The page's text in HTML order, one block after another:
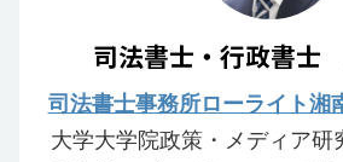
司法書士・行政書士
司法書士事務所ローライト湘
大学大学院政策・メディア研